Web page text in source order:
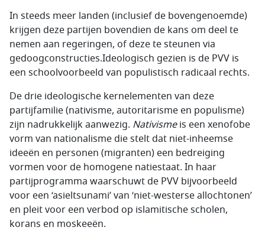
In steeds meer landen (inclusief de bovengenoemde)
krijgen deze partijen bovendien de kans om deel te
nemen aan regeringen, of deze te steunen via
gedoogconstructies.Ideologisch gezien is de PVV is
een schoolvoorbeeld van populistisch radicaal rechts.
De drie ideologische kernelementen van deze
partijfamilie (nativisme, autoritarisme en populisme)
zijn nadrukkelijk aanwezig. Nativismeis een xenofobe
vorm van nationalisme die stelt dat niet-inheemse
ideeën en personen (migranten) een bedreiging
vormen voor de homogene natiestaat. In haar
partijprogramma waarschuwt de PVV bijvoorbeeld
voor een ‘asieltsunami’ van ‘niet-westerse allochtonen’
en pleit voor een verbod op islamitische scholen,
korans en moskeeën.